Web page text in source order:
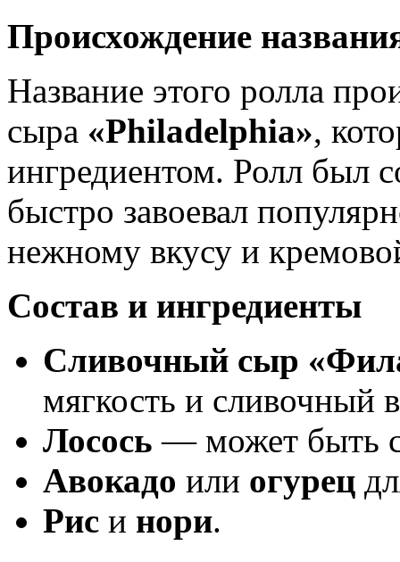
Происхождение
Название этого ролла
сыра «Philadelphia»,
ингредиентом. Ролл был
быстро завоевал
нежному вкусу и
Состав и ингредиенты
Сливочный сыр
мягкость и сливочный
Лосось — может быть
Авокадо или огурец
Рис и нори.